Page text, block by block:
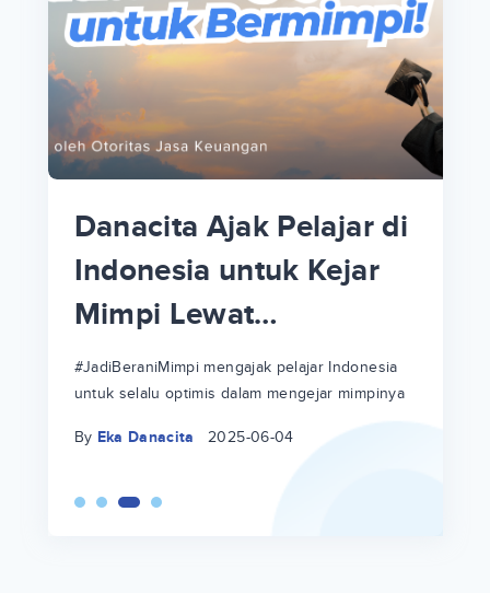
Danacita Ajak Pelajar di
Indonesia untuk Kejar
Mimpi Lewat
#JadiBeraniMimpi
#JadiBeraniMimpi mengajak pelajar Indonesia
untuk selalu optimis dalam mengejar mimpinya
By Eka Danacita 2025-06-04